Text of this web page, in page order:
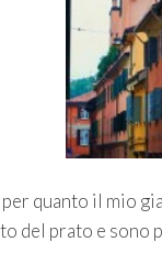
quanto il mio
del prato e sono